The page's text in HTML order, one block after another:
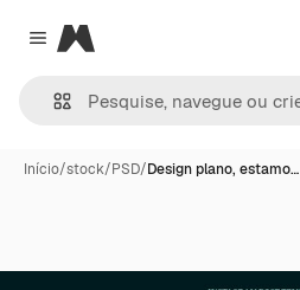
Close menu
Magnific
Início/stock/PSD/Design plano, estamo…